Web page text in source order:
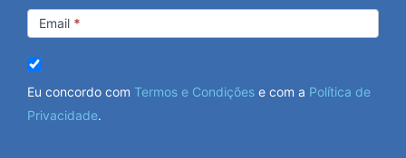
Email *
Eu concordo com Termos e Condições e com a Política de
Privacidade.